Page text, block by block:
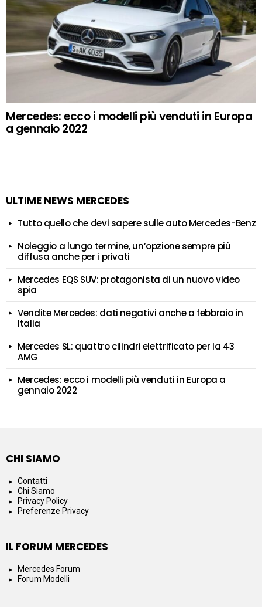
Mercedes: ecco i modelli più venduti in Europa
a gennaio 2022
ULTIME NEWS MERCEDES
Tutto quello che devi sapere sulle auto Mercedes-Benz
Noleggio a lungo termine, un’opzione sempre più
diffusa anche per i privati
Mercedes EQS SUV: protagonista di un nuovo video
spia
Vendite Mercedes: dati negativi anche a febbraio in
Italia
Mercedes SL: quattro cilindri elettrificato per la 43
AMG
Mercedes: ecco i modelli più venduti in Europa a
gennaio 2022
CHI SIAMO
Contatti
Chi Siamo
Privacy Policy
Preferenze Privacy
IL FORUM MERCEDES
Mercedes Forum
Forum Modelli